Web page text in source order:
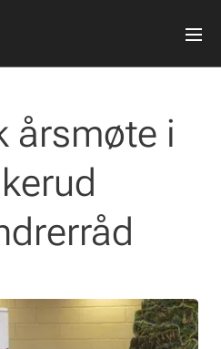
årsmøte i